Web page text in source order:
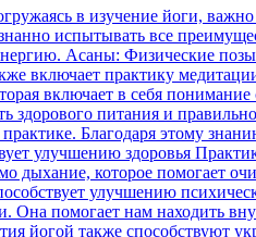
только основы практики, но и ее глубокое философское учение. В этом разделе мы рассмотрим некоторые из них, давая вам возможность погрузиться в мир йоги и обрести качественное представление о ее сути. 1. Асаны Асаны — это позы, которые выполняются во время практики йоги. Они помогают укрепить тело, развить гибкость и улучшить психическое состояние. Важно помнить, что в йоге не столько важно, как далеко и глубоко вы можете выполнить определенную асану, сколько важно слушать свое тело и находить комфортное положение в каждой позе. 2. Пранаяма Пранаяма — это контроль дыхания. В йоге уделяется большое внимание дыханию, поскольку оно является неотъемлемой частью практики. Правильное дыхание не только обеспечивает кислородом все органы и ткани, но также способствует расслаблению ума, концентрации и общему благополучию. 3. Мантры и аффирмации Мантры и аффирмации используются в йоге как способ увода ума от повседневных мыслей и настройки на более высокие энергии. Это повторение слов и фраз, которые помогают вам сосредоточиться и достичь глубокого состояния медитации. 4. Чакры Чакры — это энергетические центры в теле, которые связаны с определенными аспектами жизни и психологическими состояниями. Работа с чакрами помогает балансировать энергию в организме и достичь гармонии между телом и разумом. 5. Йога-нидра Йога-нидра — это практика глубокого расслабления и сознательного сна. Во время йога-нидры вы находитесь в полностью релаксированном состоянии, но при этом остаетесь осознающими и внимательными. Это позволяет телу и разуму восстановиться и обрести гармонию. 6. йога-сутры Йога-сутры